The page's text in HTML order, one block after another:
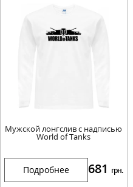
Мужской лонгслив с надписью
World of Tanks
Подробнее 681 грн.